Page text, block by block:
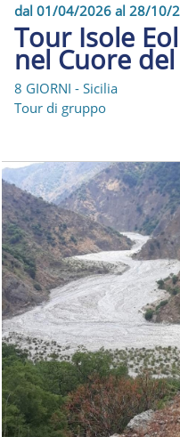
dal 01/04/2026 al 28/10/
Tour Isole
nel Cuore
8 GIORNI - Sicilia
Tour di gruppo